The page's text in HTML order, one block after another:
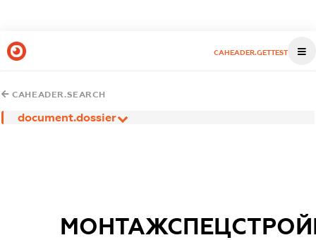
CAHEADER.GETTEST
CAHEADER.SEARCH
document.dossier